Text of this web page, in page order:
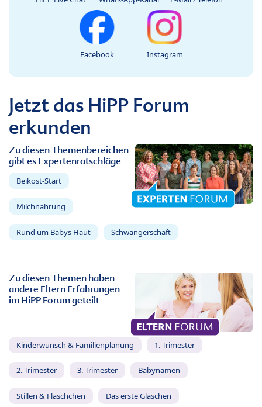
Facebook Instagram
Jetzt das HiPP Forum
erkunden
Zu diesen Themenbereichen
gibt es Expertenratschläge
Beikost-Start
Milchnahrung
Rund um Babys Haut Schwangerschaft
Zu diesen Themen haben
andere Eltern Erfahrungen
im HiPP Forum geteilt
Kinderwunsch & Familienplanung 1. Trimester
2. Trimester 3. Trimester Babynamen
Stillen & Fläschchen Das erste Gläschen